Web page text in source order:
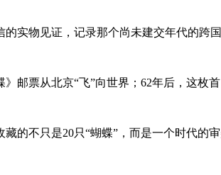
的实物见证，记录那个尚未建交年代的跨国
》邮票从北京“飞”向世界；62年后，这枚
藏的不只是20只“蝴蝶”，而是一个时代的